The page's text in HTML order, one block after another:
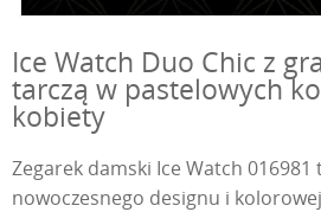
Ice Watch Duo Chic z
tarczą w pastelowych
kobiety
Zegarek damski Ice Watch 016981
nowoczesnego designu i